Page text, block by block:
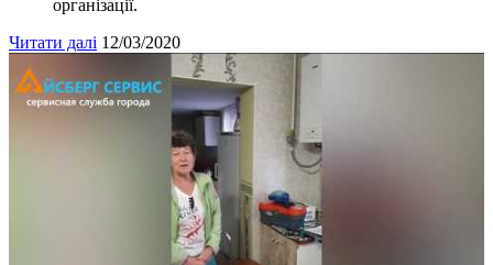
організації.
Читати далі 12/03/2020